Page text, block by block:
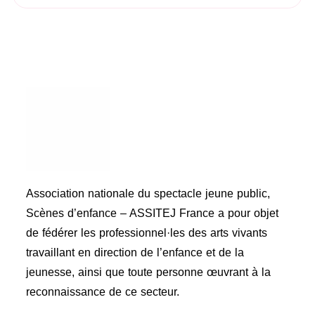
Association nationale du spectacle jeune public,
Scènes d’enfance – ASSITEJ France a pour objet
de fédérer les professionnel·les des arts vivants
travaillant en direction de l’enfance et de la
jeunesse, ainsi que toute personne œuvrant à la
reconnaissance de ce secteur.